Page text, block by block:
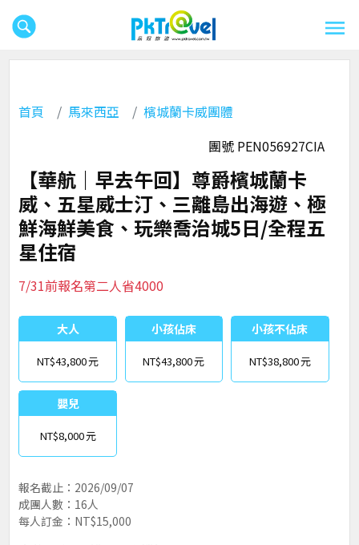
首頁 馬來西亞
檳城蘭卡威團體
團號 PEN056927CIA
【華航｜早去午回】尊爵檳城蘭卡
威、五星威士汀、三離島出海遊、極
鮮海鮮美食、玩樂喬治城5日/全程五
星住宿
7/31前報名第二人省4000
大人
NT$43,800
小孩佔床
NT$43,800
小孩不佔床
NT$38,800
嬰兒
NT$8,000
報名截止：2026/09/07
成團人數：16人
每人訂金：NT$15,000